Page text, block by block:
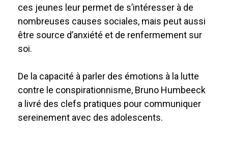
ces jeunes leur permet de s’intéresser à de
nombreuses causes sociales, mais peut aussi
être source d’anxiété et de renfermement sur
soi.
De la capacité à parler des émotions à la lutte
contre le conspirationnisme, Bruno Humbeeck
a livré des clefs pratiques pour communiquer
sereinement avec des adolescents.